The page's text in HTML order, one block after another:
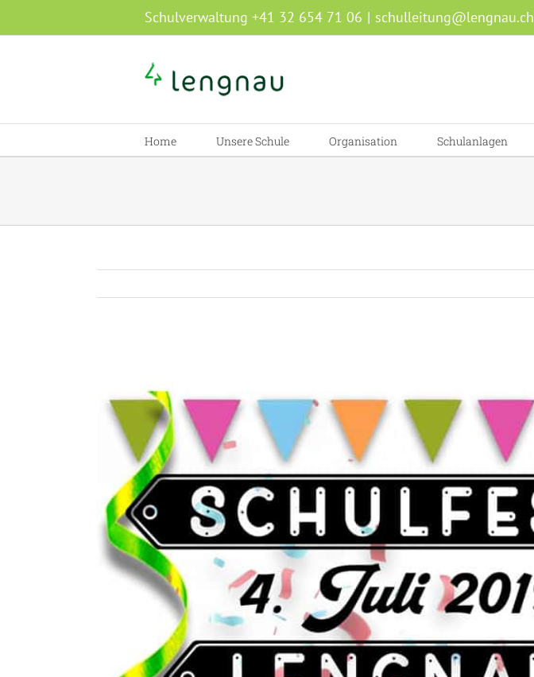
Inhalt
Schulverwaltung +41 32 654 71 06 | schulleitung@lengnau.ch
Home Unsere Schule Organisation Schulanlagen
Bild